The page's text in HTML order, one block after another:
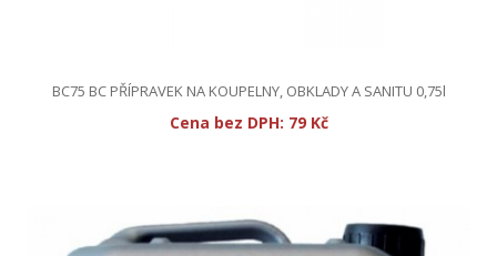
BC75 BC PŘÍPRAVEK NA KOUPELNY, OBKLADY A SANITU 0,75l
Cena bez DPH: 79 Kč